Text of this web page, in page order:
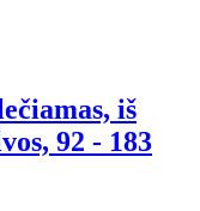
iš
92 - 183